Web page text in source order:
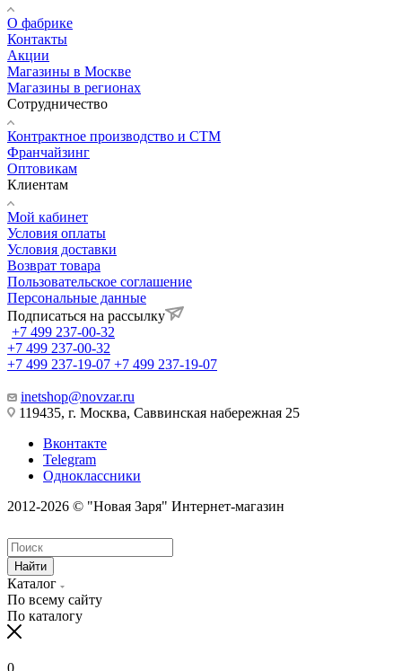
О фабрике
Контакты
Акции
Магазины в Москве
Магазины в регионах
Сотрудничество
Контрактное производство и СТМ
Франчайзинг
Оптовикам
Клиентам
Мой кабинет
Условия оплаты
Условия доставки
Возврат товара
Пользовательское соглашение
Персональные данные
Подписаться на рассылку
+7 499 237-00-32
+7 499 237-00-32
+7 499 237-19-07 +7 499 237-19-07
inetshop@novzar.ru
119435, г. Москва, Саввинская набережная 25
Вконтакте
Telegram
Одноклассники
2012-2026 © "Новая Заря" Интернет-магазин
Найти
Каталог
По всему сайту
По каталогу